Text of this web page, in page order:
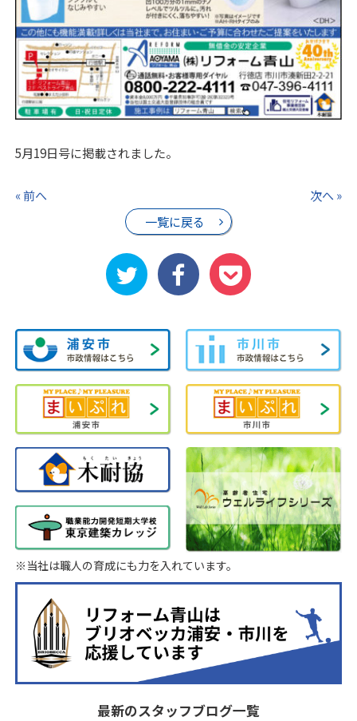
5月19日号に掲載されました。
« 前へ
一覧に戻る
次へ »
※当社は職人の育成にも力を入れています。
最新のスタッフブログ一覧